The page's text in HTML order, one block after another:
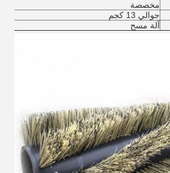
مخصصة
حوالي 13 كجم
آلة مسح